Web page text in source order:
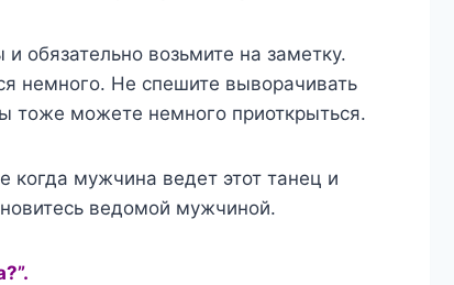
обязательно возьмите на заметку.
немного. Не спешите выворачивать
тоже можете немного приоткрыться.
когда мужчина ведет этот танец и
ведомой мужчиной.